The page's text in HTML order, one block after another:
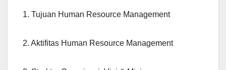
1. Tujuan Human Resource Management
2. Aktifitas Human Resource Management